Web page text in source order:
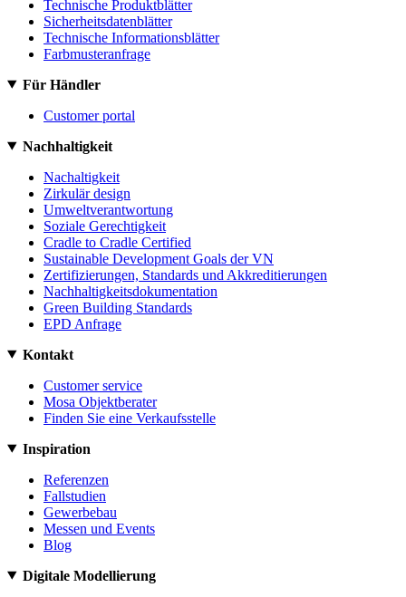
Technische Produktblätter
Sicherheitsdatenblätter
Technische Informationsblätter
Farbmusteranfrage
Für Händler
Customer portal
Nachhaltigkeit
Nachaltigkeit
Zirkulär design
Umweltverantwortung
Soziale Gerechtigkeit
Cradle to Cradle Certified
Sustainable Development Goals der VN
Zertifizierungen, Standards und Akkreditierungen
Nachhaltigkeitsdokumentation
Green Building Standards
EPD Anfrage
Kontakt
Customer service
Mosa Objektberater
Finden Sie eine Verkaufsstelle
Inspiration
Referenzen
Fallstudien
Gewerbebau
Messen und Events
Blog
Digitale Modellierung